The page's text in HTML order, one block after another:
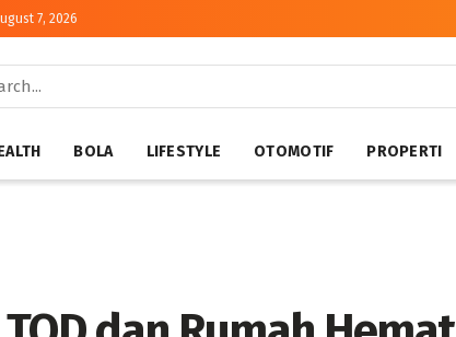
7, 2026
BOLA LIFESTYLE OTOMOTIF PROPERTI